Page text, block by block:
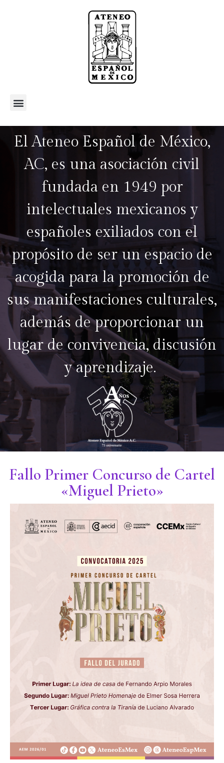
El Ateneo Español de México,
AC, es una asociación civil
fundada en 1949 por
intelectuales mexicanos y
españoles exiliados con el
propósito de ser un espacio de
acogida para la promoción de
sus manifestaciones culturales,
además de proporcionar un
lugar de convivencia, discusión
y aprendizaje.
Fallo Primer Concurso de Cartel
«Miguel Prieto»